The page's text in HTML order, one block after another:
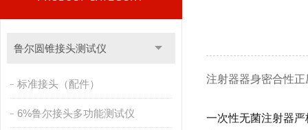
鲁尔圆锥接头测试仪
标准接头（配件）
6%鲁尔接头多功能测试仪
注射器器身密合性正
一次性无菌注射器